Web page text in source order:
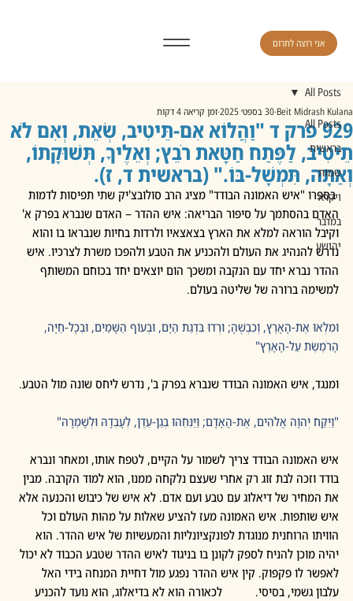
אני רוצה לתרום
All Posts
בראשית
שמות
ויקרא
במדבר
יהושע
All Posts
929 פרק ד "וַהֲלוֹא אִם-תֵּיטִיב, שְׂאֵת, וְאִם לֹא
תֵיטִיב, לַפֶּתַח חַטָּאת רֹבֵץ; וְאֵלֶיךָ, תְּשׁוּקָתוֹ,
וְאַתָּה, תִּמְשָׁל-בּוֹ." (בראשית ד, ז).
Beit Midrash Kulana 30 בספט׳ 2025 זמן קריאה 4 דקות
בספרו "איש האמונה הבודד" מציג הרב סולובצ'יק שתי תפיסות לדמות
האדם בהסתמך על סיפור הבריאה: איש ההדר – האדם שנברא בפרק א'
וקיבל הוראה למלא את הארץ בצאצאיו ולרדות בחיות שנבראו בו והוא
נדרש להנהיג את העולם ולהכניע את הטבע ולהפכו משרת לצרכיו. איש
ההדר נברא יחד עם הנקבה ומשכך הום יוצאים יחד בכוחם המשותף
למשימה ברורה של שליטה בעולם.
וּמִלְאוּ אֶת-הָאָרֶץ, וְכִבְשֻׁהָ; וּרְדוּ בִּדְגַת הַיָּם, וּבְעוֹף הַשָּׁמַיִם, וּבְכָל-חַיָּה,
הָרֹמֶשֶׂת עַל-הָאָרֶץ"
ומנגד, איש האמונה הבודד שנברא בפרק ב', נדרש ליחס שונה מול הטבע.
"וַיִּקַּח יְהוָה אֱלֹהִים, אֶת-הָאָדָם; וַיַּנִּחֵהוּ בְגַן-עֵדֶן, לְעָבְדָהּ וּלְשָׁמְרָהּ"
איש האמונה הבודד צריך לשמור על הקיים, לטפח אותו, ומאחר ונברא
בודד וזכה לבת זוג רק אחרי שעצם נלקחה ממנו, הוא למוד הקרבה. מבין
את המחיר של דיאלוג עם טבע ועם אדם. לא איש של כיבוש והכנעה אלא
איש שותפות. איש האמונה מעז להציע שאלות על מהות העולם וכל
הוויתו הרוחנית מנוגדת לפונקציונליות והמעשיות של איש ההדר. הוא
יהיה מוכן להניח לספק לקונן בו בניגוד לאיש ההדר שטבע הכבוד לא יכול
לאפשר לו פקפוק. קין איש ההדר נפגע מול דחיית המנחה בידי האל
עלבון גשמי, בסיסי.            לכאורה הוא לא בדיאלוג, הוא נועד להכניע